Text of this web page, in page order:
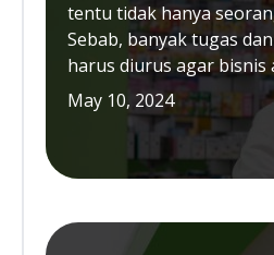
tentu tidak hanya
Sebab, banyak tugas
harus diurus agar bisnis
May 10, 2024